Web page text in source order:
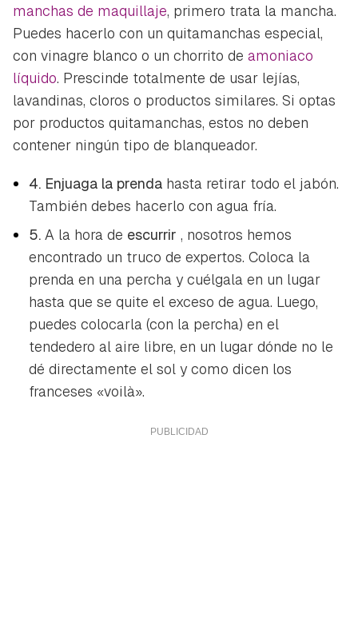
manchas de maquillaje, primero trata la mancha.
Puedes hacerlo con un quitamanchas especial,
con vinagre blanco o un chorrito de amoniaco
líquido. Prescinde totalmente de usar lejías,
lavandinas, cloros o productos similares. Si optas
por productos quitamanchas, estos no deben
contener ningún tipo de blanqueador.
4. Enjuaga la prenda hasta retirar todo el jabón.
También debes hacerlo con agua fría.
5. A la hora de escurrir , nosotros hemos
encontrado un truco de expertos. Coloca la
prenda en una percha y cuélgala en un lugar
hasta que se quite el exceso de agua. Luego,
puedes colocarla (con la percha) en el
tendedero al aire libre, en un lugar dónde no le
dé directamente el sol y como dicen los
franceses «voilà».